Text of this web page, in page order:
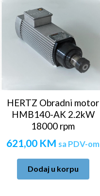
HERTZ Obradni motor
HMB140-AK 2.2kW
18000 rpm
621,00 KM sa PDV-om
Dodaj u korpu